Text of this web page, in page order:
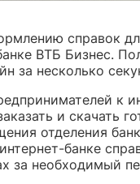
справок
ВТБ Бизнес.
за несколько
к
и скачать
отделения
банке
за необходимый